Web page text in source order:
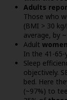
Adults
Those who
(BMI > 30
average, by
Adult
In the 41-65-
Sleep
objectively.
bed. Here
(~97%) to